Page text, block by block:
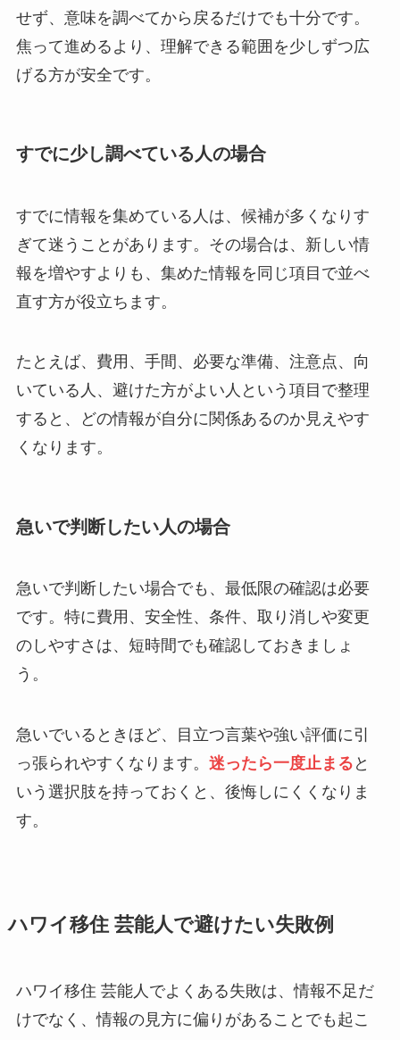
せず、意味を調べてから戻るだけでも十分です。
焦って進めるより、理解できる範囲を少しずつ広
げる方が安全です。
すでに少し調べている人の場合
すでに情報を集めている人は、候補が多くなりす
ぎて迷うことがあります。その場合は、新しい情
報を増やすよりも、集めた情報を同じ項目で並べ
直す方が役立ちます。
たとえば、費用、手間、必要な準備、注意点、向
いている人、避けた方がよい人という項目で整理
すると、どの情報が自分に関係あるのか見えやす
くなります。
急いで判断したい人の場合
急いで判断したい場合でも、最低限の確認は必要
です。特に費用、安全性、条件、取り消しや変更
のしやすさは、短時間でも確認しておきましょ
う。
急いでいるときほど、目立つ言葉や強い評価に引
っ張られやすくなります。 迷ったら一度止まる と
いう選択肢を持っておくと、後悔しにくくなりま
す。
ハワイ移住 芸能人で避けたい失敗例
ハワイ移住 芸能人でよくある失敗は、情報不足だ
けでなく、情報の見方に偏りがあることでも起こ